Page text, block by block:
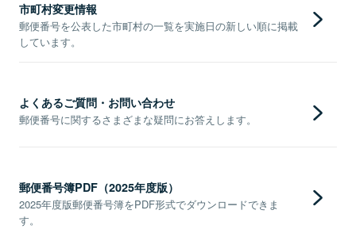
市町村変更情報
郵便番号を公表した市町村の一覧を実施日の新しい順に掲載
しています。
よくあるご質問・お問い合わせ
郵便番号に関するさまざまな疑問にお答えします。
郵便番号簿PDF（2025年度版）
2025年度版郵便番号簿をPDF形式でダウンロードできま
す。